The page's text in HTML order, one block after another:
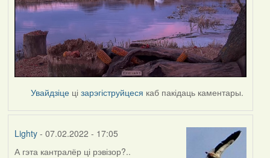
Увайдзіце цізарэгіструйцеся каб пакідаць каментары.
Lighty- 07.02.2022 - 17:05
А гэта кантралёр ці рэвізор?..